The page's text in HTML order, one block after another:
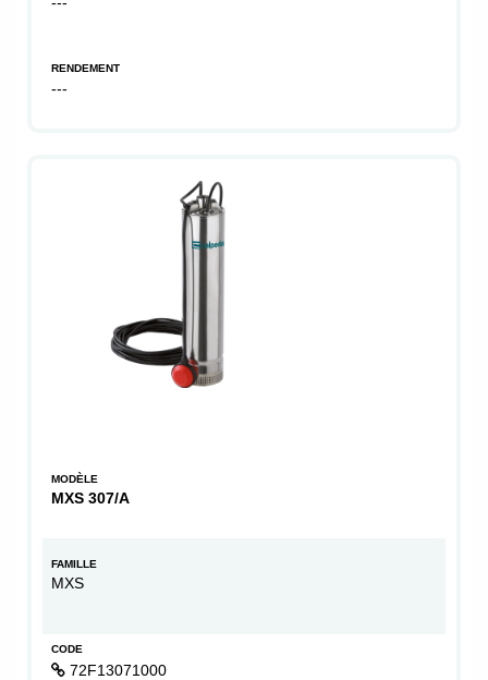
RENDEMENT
---
MODÈLE
MXS 307/A
FAMILLE
MXS
CODE
72F13071000